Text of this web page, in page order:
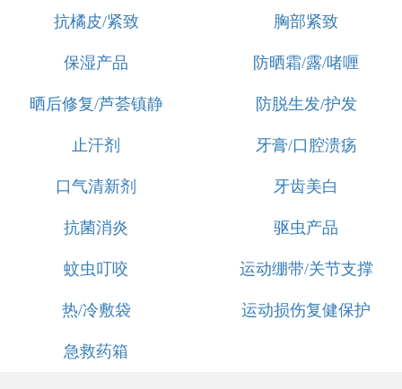
抗橘皮/紧致 胸部紧致
保湿产品 防晒霜/露/啫喱
晒后修复/芦荟镇静 防脱生发/护发
止汗剂 牙膏/口腔溃疡
口气清新剂 牙齿美白
抗菌消炎 驱虫产品
蚊虫叮咬 运动绷带/关节支撑
热/冷敷袋 运动损伤复健保护
急救药箱